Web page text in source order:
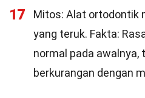
17
Mitos: Alat ortodontik
yang teruk. Fakta:
normal pada awalnya,
berkurangan dengan